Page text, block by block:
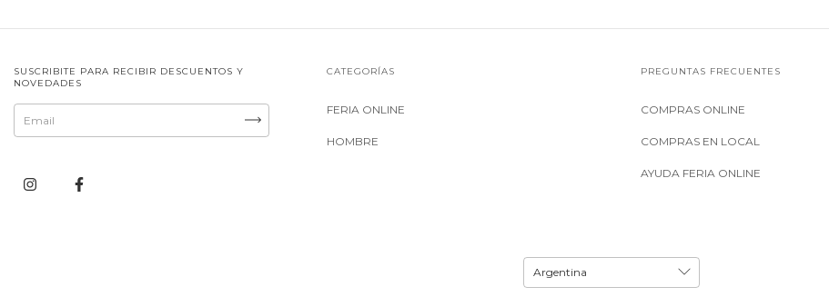
SUSCRIBITE PARA RECIBIR DESCUENTOS Y
NOVEDADES
CATEGORÍAS
FERIA ONLINE
HOMBRE
PREGUNTAS FRECUENTES
COMPRAS ONLINE
COMPRAS EN LOCAL
AYUDA FERIA ONLINE